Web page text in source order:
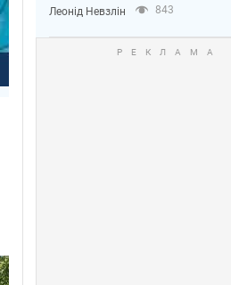
Леонід Невзлін 843